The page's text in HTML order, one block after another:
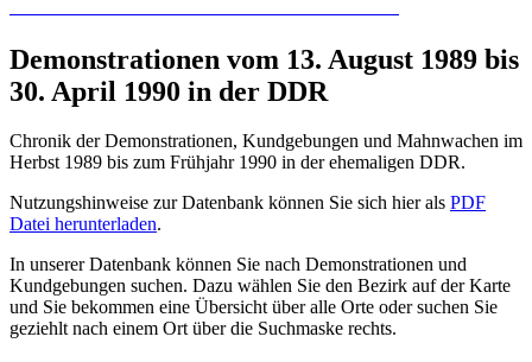
Demonstrationen vom 13. August 1989 bis
30. April 1990 in der DDR
Chronik der Demonstrationen, Kundgebungen und Mahnwachen im
Herbst 1989 bis zum Frühjahr 1990 in der ehemaligen DDR.
Nutzungshinweise zur Datenbank können Sie sich hier als PDF
Datei herunterladen.
In unserer Datenbank können Sie nach Demonstrationen und
Kundgebungen suchen. Dazu wählen Sie den Bezirk auf der Karte
und Sie bekommen eine Übersicht über alle Orte oder suchen Sie
geziehlt nach einem Ort über die Suchmaske rechts.